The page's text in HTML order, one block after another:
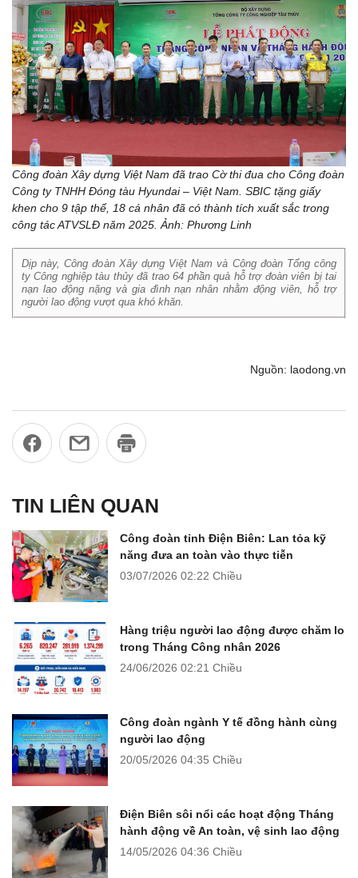
Công đoàn Xây dựng Việt Nam đã trao Cờ thi đua cho Công đoàn
Công ty TNHH Đóng tàu Hyundai – Việt Nam. SBIC tặng giấy
khen cho 9 tập thể, 18 cá nhân đã có thành tích xuất sắc trong
công tác ATVSLĐ năm 2025. Ảnh: Phương Linh
Dịp này, Công đoàn Xây dựng Việt Nam và Công đoàn Tổng công
ty Công nghiệp tàu thủy đã trao 64 phần quà hỗ trợ đoàn viên bị tai
nạn lao động nặng và gia đình nạn nhân nhằm động viên, hỗ trợ
người lao động vượt qua khó khăn.
Nguồn: laodong.vn
TIN LIÊN QUAN
Công đoàn tỉnh Điện Biên: Lan tỏa kỹ
năng đưa an toàn vào thực tiễn
03/07/2026 02:22 Chiều
Hàng triệu người lao động được chăm lo
trong Tháng Công nhân 2026
24/06/2026 02:21 Chiều
Công đoàn ngành Y tế đồng hành cùng
người lao động
20/05/2026 04:35 Chiều
Điện Biên sôi nổi các hoạt động Tháng
hành động về An toàn, vệ sinh lao động
14/05/2026 04:36 Chiều